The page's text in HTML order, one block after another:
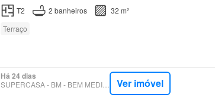
T2
2 banheiros
32 m²
Terraço
Há 24 dias
SUPERCASA - BM - BEM MEDIAR - MEDIAÇÃO IMOBILIÁRIA, LDA. Ver imóvel